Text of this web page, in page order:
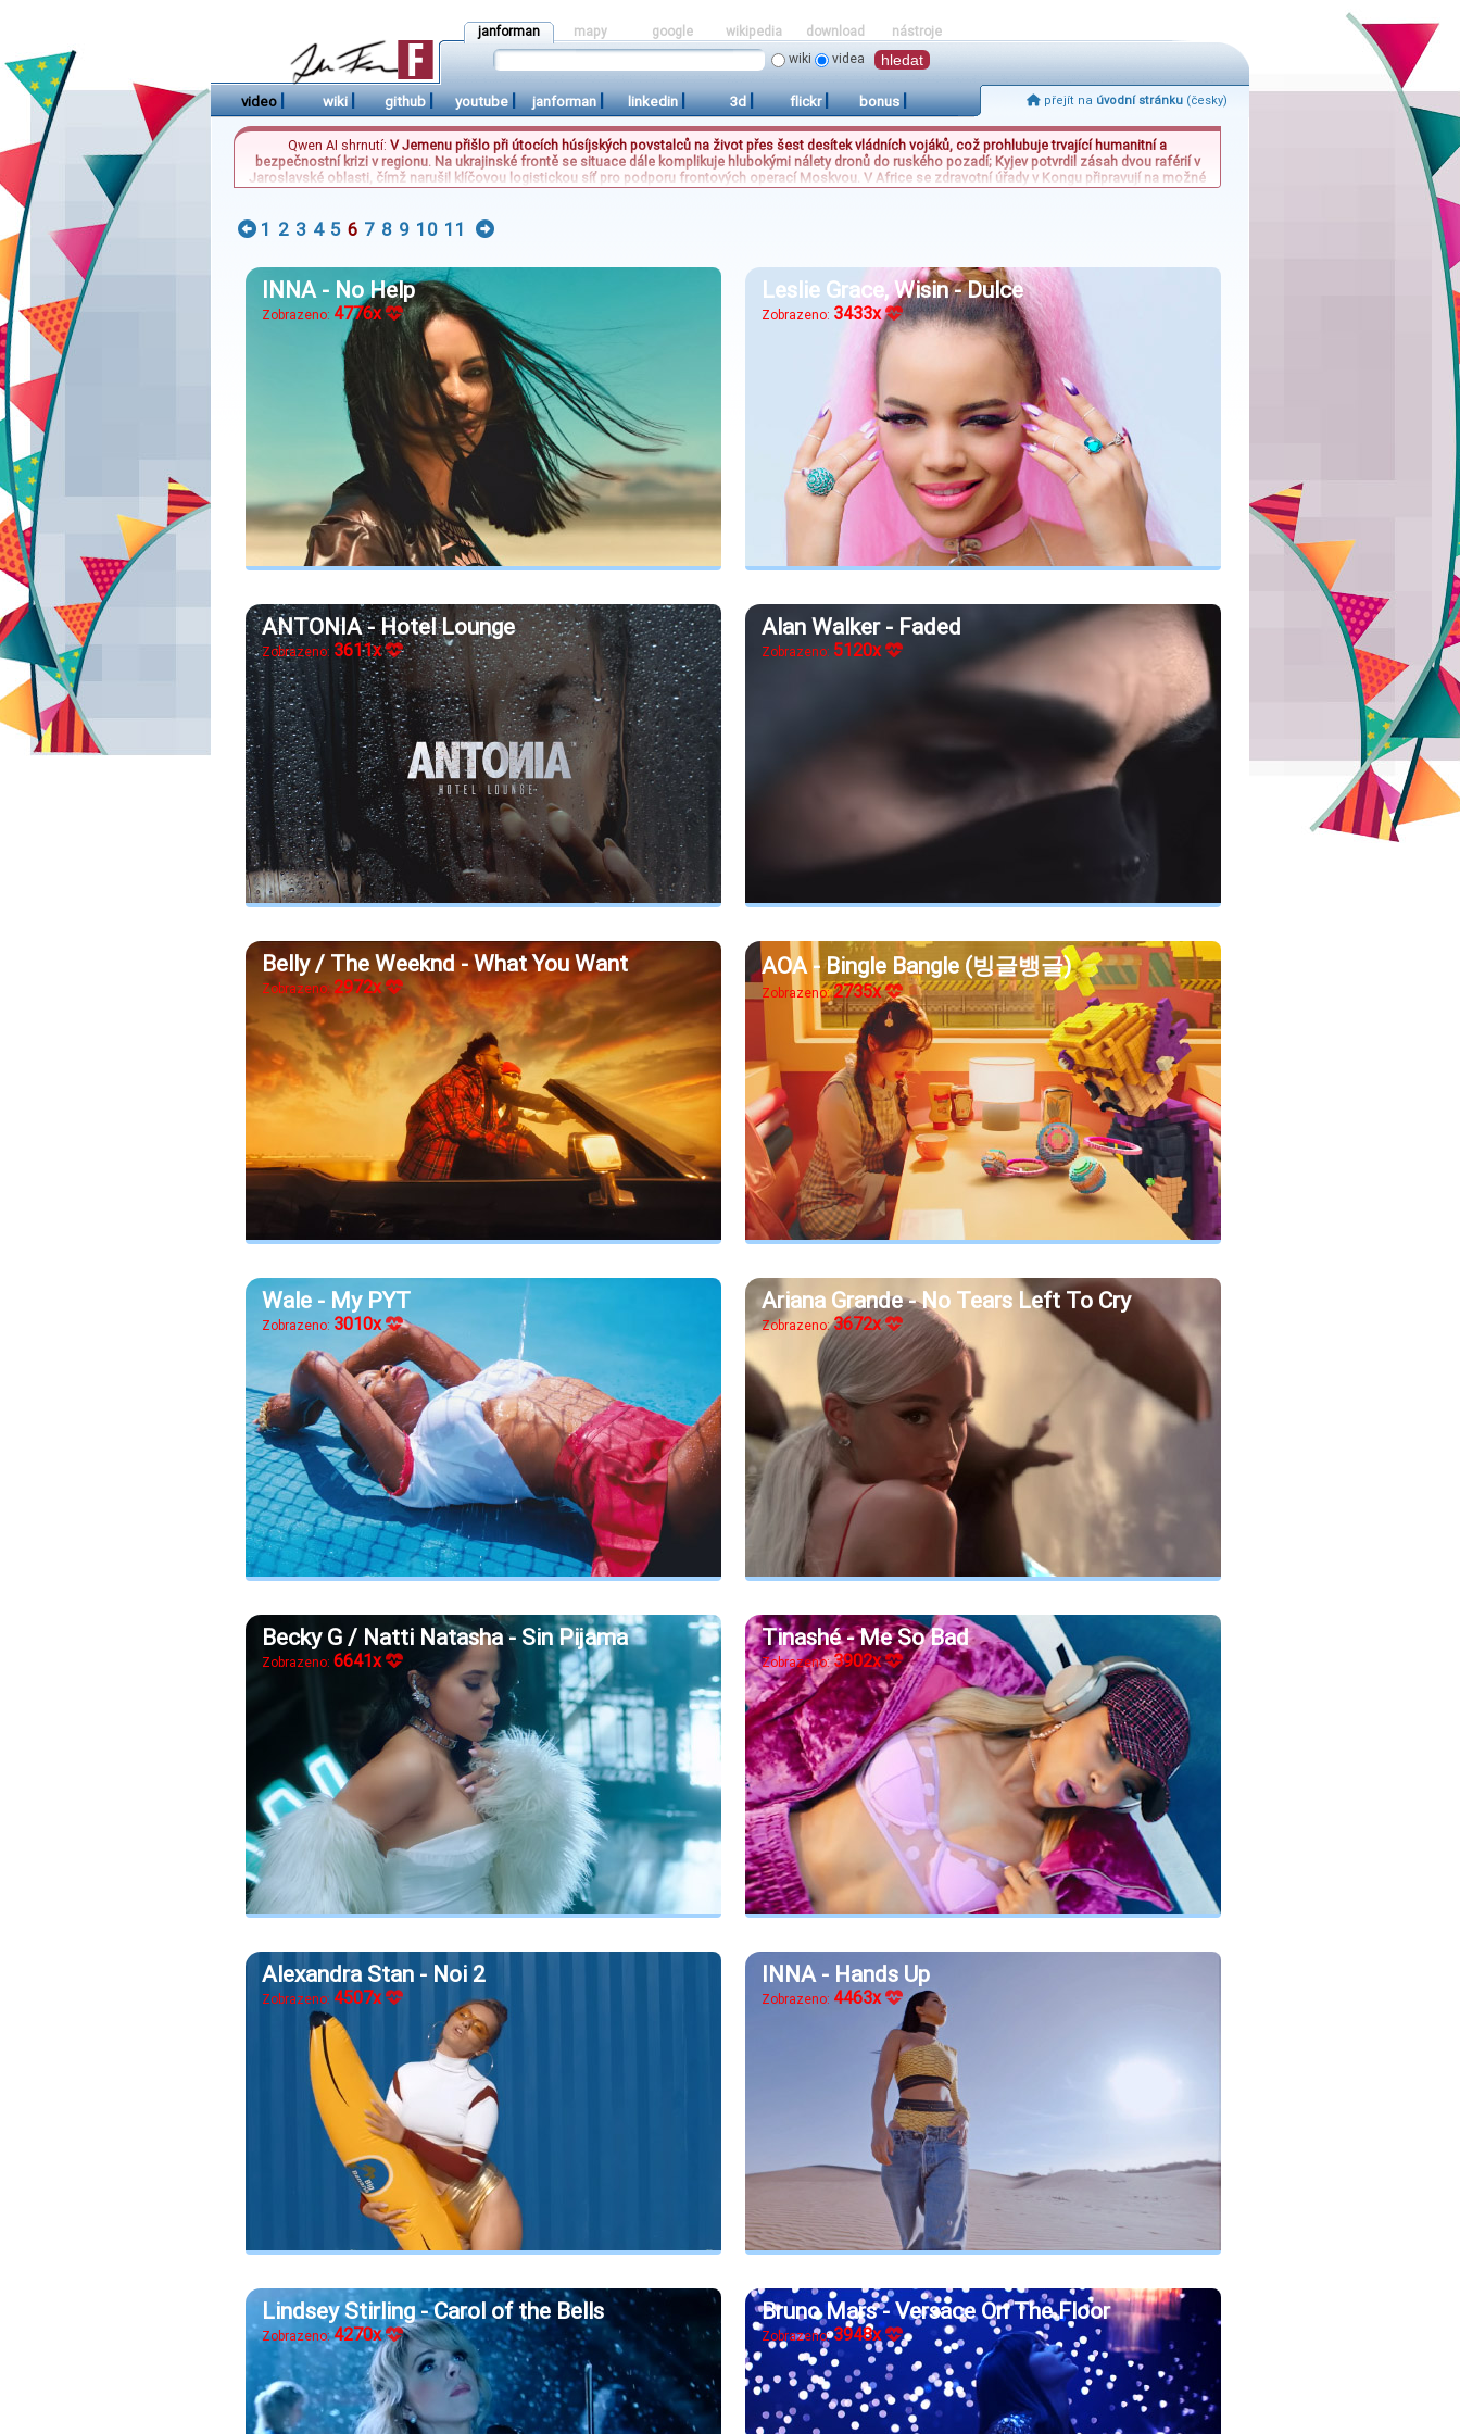
janforman
wiki
videa
mapy google wikipedia download nástroje
video | wiki | github | youtube | janforman | linkedin | 3d | flickr | bonus | přejít na úvodní stránku (česky)
Qwen AI shrnutí: V Jemenu přišlo při útocích húsíjských povstalců na život přes šest desítek vládních vojáků, což prohlubuje trvající humanitní a
bezpečnostní krizi v regionu. Na ukrajinské frontě se situace dále komplikuje hlubokými nálety dronů do ruského pozadí; Kyjev potvrdil zásah dvou raférií v
Jaroslavské oblasti, čímž narušil klíčovou logistickou síť pro podporu frontových operací Moskvou. V Africe se zdravotní úřady v Kongu připravují na možné
1 2 3 4 5 6 7 8 9 10 11
INNA - No Help
Zobrazeno: 4776x
Leslie Grace, Wisin - Dulce
Zobrazeno: 3433x
ANTONIA - Hotel Lounge
Zobrazeno: 3611x
Alan Walker - Faded
Zobrazeno: 5120x
Belly / The Weeknd - What You Want
Zobrazeno:2972x
AOA - Bingle Bangle (빙글뱅글)
Zobrazeno:2735x
Wale - My PYT
Zobrazeno: 3010x
Ariana Grande - No Tears Left To Cry
Zobrazeno:3672x
Becky G / Natti Natasha - Sin Pijama
Zobrazeno: 6641x
Tinashé - Me So Bad
Zobrazeno:3902x
Alexandra Stan - Noi 2
Zobrazeno: 4507x
INNA - Hands Up
Zobrazeno: 4463x
Lindsey Stirling - Carol of the Bells
Zobrazeno:4270x
Bruno Mars - Versace On The Floor
Zobrazeno:3948x